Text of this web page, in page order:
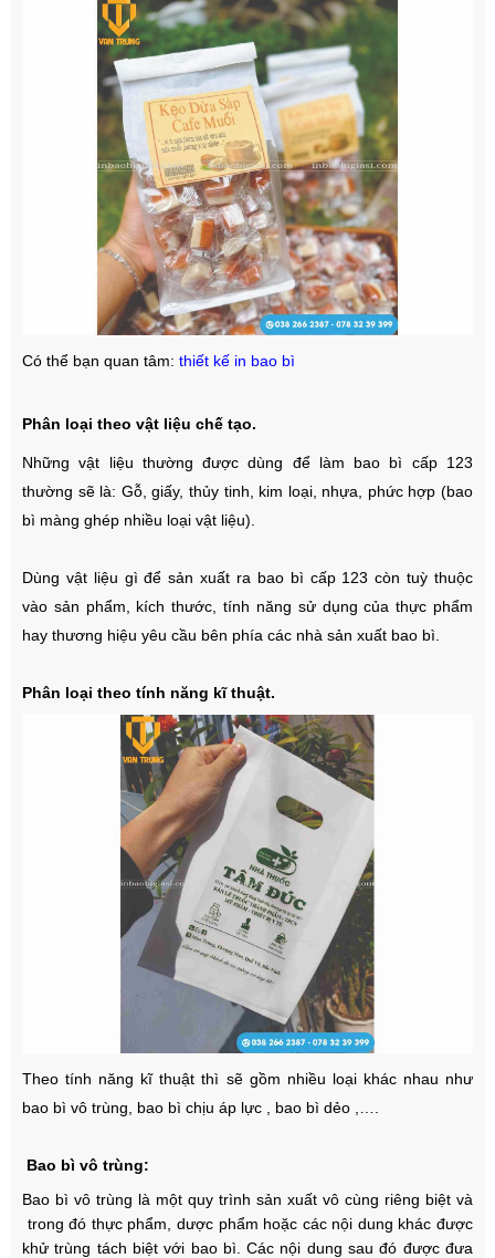
Có thể bạn quan tâm: thiết kế in bao bì
Phân loại theo vật liệu chế tạo.
Những vật liệu thường được dùng để làm bao bì cấp 123
thường sẽ là: Gỗ, giấy, thủy tinh, kim loại, nhựa, phức hợp (bao
bì màng ghép nhiều loại vật liệu).
Dùng vật liệu gì để sản xuất ra bao bì cấp 123 còn tuỳ thuộc
vào sản phẩm, kích thước, tính năng sử dụng của thực phẩm
hay thương hiệu yêu cầu bên phía các nhà sản xuất bao bì.
Phân loại theo tính năng kĩ thuật.
Theo tính năng kĩ thuật thì sẽ gồm nhiều loại khác nhau như
bao bì vô trùng, bao bì chịu áp lực , bao bì dẻo ,….
Bao bì vô trùng:
Bao bì vô trùng là một quy trình sản xuất vô cùng riêng biệt và
trong đó thực phẩm, dược phẩm hoặc các nội dung khác được
khử trùng tách biệt với bao bì. Các nội dung sau đó được đưa